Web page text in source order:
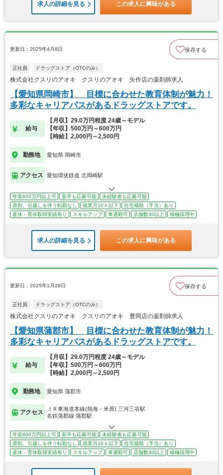
求人の詳細を見る この求人に興味がある
更新日：2025年4月8日 保存する
正社員 ドラッグストア（OTCのみ）
株式会社クスリのアオキ クスリのアオキ 矢作店の薬剤師求人
【愛知県岡崎市】 目標に合わせた教育体制が魅力！
多彩なキャリアパスがあるドラッグストアです。
給与
【月収】29.0万円程度 24歳～モデル
【年収】500万円～600万円
【時給】2,000円～2,500円
勤務地 愛知県 岡崎市
アクセス 愛知環状鉄道 北岡崎駅
年収600万円以上可 新卒も応募可能
未経験者も応募可能
原則、引越しを伴う転勤なし
残業月10ｈ以下
住宅補助（手当）あり
産休・育休取得実績有り
スキルアップ 車通勤可 店舗数30以上 積極採用中
求人の詳細を見る この求人に興味がある
更新日：2025年1月28日 保存する
正社員 ドラッグストア（OTCのみ）
株式会社クスリのアオキ クスリのアオキ 豊岡店の薬剤師求人
【愛知県蒲郡市】 目標に合わせた教育体制が魅力！
多彩なキャリアパスがあるドラッグストアです。
給与
【月収】29.0万円程度 24歳～モデル
【年収】500万円～600万円
【時給】2,000円～2,500円
勤務地 愛知県 蒲郡市
アクセス
ＪＲ東海道本線(熱海－米原) 三河三谷駅
名鉄蒲郡線 蒲郡駅
年収600万円以上可 新卒も応募可能
未経験者も応募可能
原則、引越しを伴う転勤なし
残業月10ｈ以下
住宅補助（手当）あり
産休・育休取得実績有り
スキルアップ 車通勤可 店舗数30以上 積極採用中